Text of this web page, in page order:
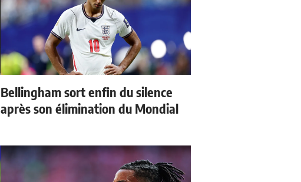
Bellingham sort enfin du silence
après son élimination du Mondial